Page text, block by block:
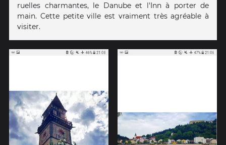
ruelles charmantes, le Danube et l'Inn à porter de
main. Cette petite ville est vraiment très agréable à
visiter.